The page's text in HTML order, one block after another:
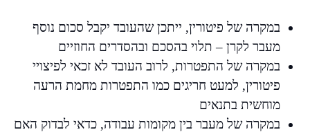
במקרה של פיטורין, ייתכן שהעובד יקבל סכום נוסף
מעבר לקרן – תלוי בהסכם ובהסדרים החוזיים
במקרה של התפטרות, לרוב העובד לא זכאי לפיצויי
פיטורין, למעט חריגים כמו התפטרות מחמת הרעה
מוחשית בתנאים
במקרה של מעבר בין מקומות עבודה, כדאי לבדוק האם